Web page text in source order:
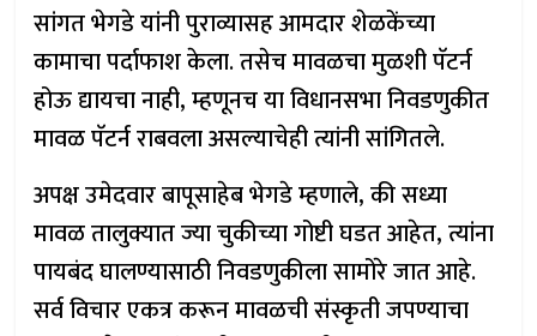
सांगत भेगडे यांनी पुराव्यासह आमदार शेळकेंच्या
कामाचा पर्दाफाश केला. तसेच मावळचा मुळशी पॅटर्न
होऊ द्यायचा नाही, म्हणूनच या विधानसभा निवडणुकीत
मावळ पॅटर्न राबवला असल्याचेही त्यांनी सांगितले.
अपक्ष उमेदवार बापूसाहेब भेगडे म्हणाले, की सध्या
मावळ तालुक्यात ज्या चुकीच्या गोष्टी घडत आहेत, त्यांना
पायबंद घालण्यासाठी निवडणुकीला सामोरे जात आहे.
सर्व विचार एकत्र करून मावळची संस्कृती जपण्याचा